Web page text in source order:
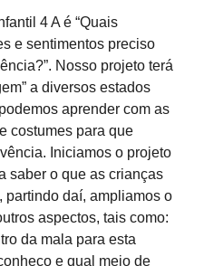
4 A é “Quais
e sentimentos preciso
Nosso projeto terá
a diversos estados
aprender com as
costumes para que
Iniciamos o projeto
saber o que as crianças
partindo daí, ampliamos o
aspectos, tais como:
da mala para esta
e qual meio de